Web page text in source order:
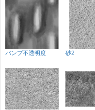
バンプ不透明度 砂2